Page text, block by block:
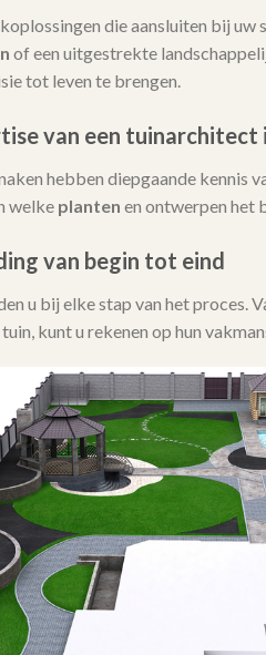
die aansluiten bij uw
of een uitgestrekte
tot leven te brengen.
van een tuinarchitect
hebben diepgaande kennis
welke planten en ontwerpen het
van begin tot eind
u bij elke stap van het proces.
kunt u rekenen op hun